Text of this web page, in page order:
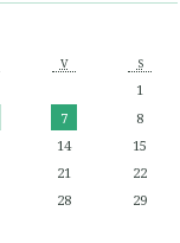
V S
1
7
8
14
15
21
22
28
29